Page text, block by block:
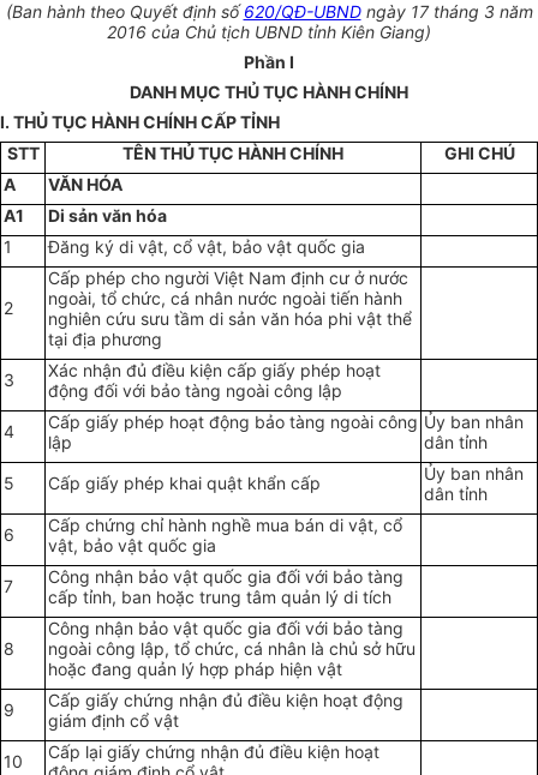
(Ban hành theo Quyết định số620/QĐ-UBNDngày 17 tháng 3 năm
2016 của Chủ tịch UBND tỉnh Kiên Giang)
Phần I
DANH MỤC THỦ TỤC HÀNH CHÍNH
I. THỦ TỤC HÀNH CHÍNH CẤP TỈNH
STT
TÊN THỦ TỤC HÀNH CHÍNH
GHI CHÚ
A
VĂN HÓA
A1
Di sản văn hóa
1
Đăng ký di vật, cổ vật, bảo vật quốc gia
2
Cấp phép cho người Việt Nam định cư ở nước
ngoài, tổ chức, cá nhân nước ngoài tiến hành
nghiên cứu sưu tầm di sản văn hóa phi vật thể
tại địa phương
3
Xác nhận đủ điều kiện cấp giấy phép hoạt
động đối với bảo tàng ngoài công lập
4
Cấp giấy phép hoạt động bảo tàng ngoài công
lập
Ủy ban nhân
dân tỉnh
5
Cấp giấy phép khai quật khẩn cấp
Ủy ban nhân
dân tỉnh
6
Cấp chứng chỉ hành nghề mua bán di vật, cổ
vật, bảo vật quốc gia
7
Công nhận bảo vật quốc gia đối với bảo tàng
cấp tỉnh, ban hoặc trung tâm quản lý di tích
8
Công nhận bảo vật quốc gia đối với bảo tàng
ngoài công lập, tổ chức, cá nhân là chủ sở hữu
hoặc đang quản lý hợp pháp hiện vật
9
Cấp giấy chứng nhận đủ điều kiện hoạt động
giám định cổ vật
10
Cấp lại giấy chứng nhận đủ điều kiện hoạt